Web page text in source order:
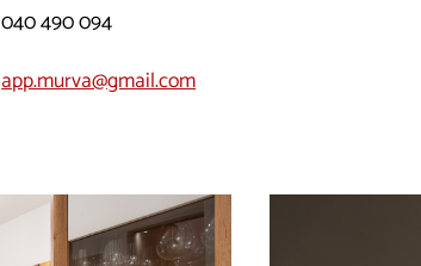
040 490 094
app.murva@gmail.com